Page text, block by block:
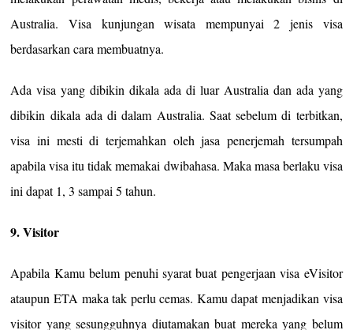
Australia. Visa kunjungan wisata mempunyai 2 jenis visa
berdasarkan cara membuatnya.
Ada visa yang dibikin dikala ada di luar Australia dan ada yang
dibikin dikala ada di dalam Australia. Saat sebelum di terbitkan,
visa ini mesti di terjemahkan oleh jasa penerjemah tersumpah
apabila visa itu tidak memakai dwibahasa. Maka masa berlaku visa
ini dapat 1, 3 sampai 5 tahun.
9. Visitor
Apabila Kamu belum penuhi syarat buat pengerjaan visa eVisitor
ataupun ETA maka tak perlu cemas. Kamu dapat menjadikan visa
visitor yang sesungguhnya diutamakan buat mereka yang belum